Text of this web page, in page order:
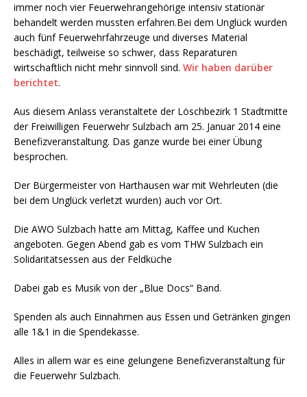
immer noch vier Feuerwehrangehörige intensiv stationär
behandelt werden mussten erfahren.Bei dem Unglück wurden
auch fünf Feuerwehrfahrzeuge und diverses Material
beschädigt, teilweise so schwer, dass Reparaturen
wirtschaftlich nicht mehr sinnvoll sind. Wir haben darüber
berichtet.
Aus diesem Anlass veranstaltete der Löschbezirk 1 Stadtmitte
der Freiwilligen Feuerwehr Sulzbach am 25. Januar 2014 eine
Benefizveranstaltung. Das ganze wurde bei einer Übung
besprochen.
Der Bürgermeister von Harthausen war mit Wehrleuten (die
bei dem Unglück verletzt wurden) auch vor Ort.
Die AWO Sulzbach hatte am Mittag, Kaffee und Kuchen
angeboten. Gegen Abend gab es vom THW Sulzbach ein
Solidaritätsessen aus der Feldküche
Dabei gab es Musik von der „Blue Docs“ Band.
Spenden als auch Einnahmen aus Essen und Getränken gingen
alle 1&1 in die Spendekasse.
Alles in allem war es eine gelungene Benefizveranstaltung für
die Feuerwehr Sulzbach.